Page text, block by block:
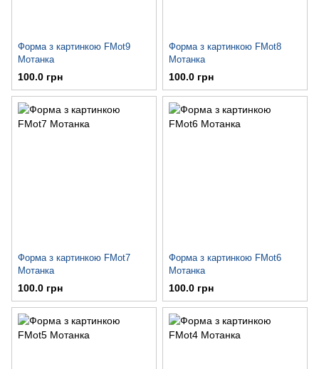
Форма з картинкою FMot9
Мотанка
100.0 грн
Форма з картинкою FMot8
Мотанка
100.0 грн
Форма з картинкою FMot7
Мотанка
100.0 грн
Форма з картинкою FMot6
Мотанка
100.0 грн